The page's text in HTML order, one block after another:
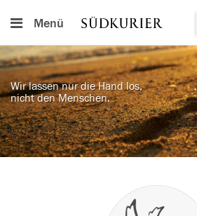
Menü
Wir lassen nur die Hand los,
nicht den Menschen.